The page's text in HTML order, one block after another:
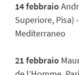
14 febbraio
Superiore, Pisa)
Mediterraneo
21 febbraio